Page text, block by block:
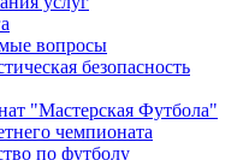
вопросы
безопасность
"Мастерская Футбола"
чемпионата
по футболу